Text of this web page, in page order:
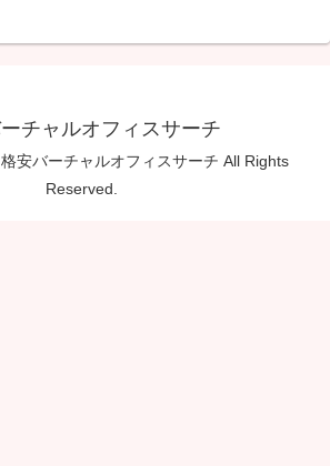
チャルオフィスサーチ
安バーチャルオフィスサーチ All Rights
Reserved.